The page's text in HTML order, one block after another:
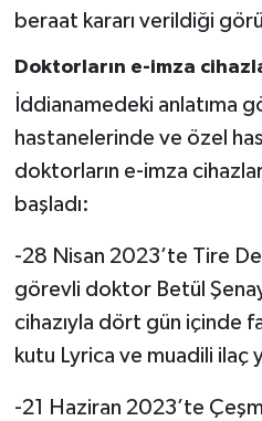
beraat kararı verildiği
Doktorların e-imza
İddianamedeki anlatıma
hastanelerinde ve özel
doktorların e-imza
başladı:
-28 Nisan 2023’te Tire
görevli doktor Betül
cihazıyla dört gün içinde
kutu Lyrica ve muadili ilaç
-21 Haziran 2023’te